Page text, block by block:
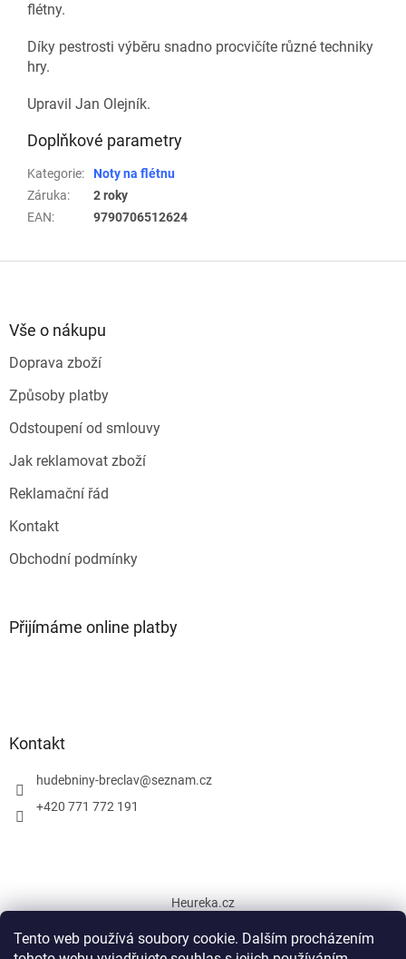
Tento web používá soubory cookie. Dalším procházením
flétny.
Díky pestrosti výběru snadno procvičíte různé techniky
hry.
Upravil Jan Olejník.
Doplňkové parametry
Kategorie:
Noty na flétnu
Záruka:
2 roky
EAN: 9790706512624
Vše o nákupu
Doprava zboží
Způsoby platby
Odstoupení od smlouvy
Jak reklamovat zboží
Reklamační řád
Kontakt
Obchodní podmínky
Přijímáme online platby
Kontakt
hudebniny-breclav@seznam.cz
+420 771 772 191
Heureka.cz